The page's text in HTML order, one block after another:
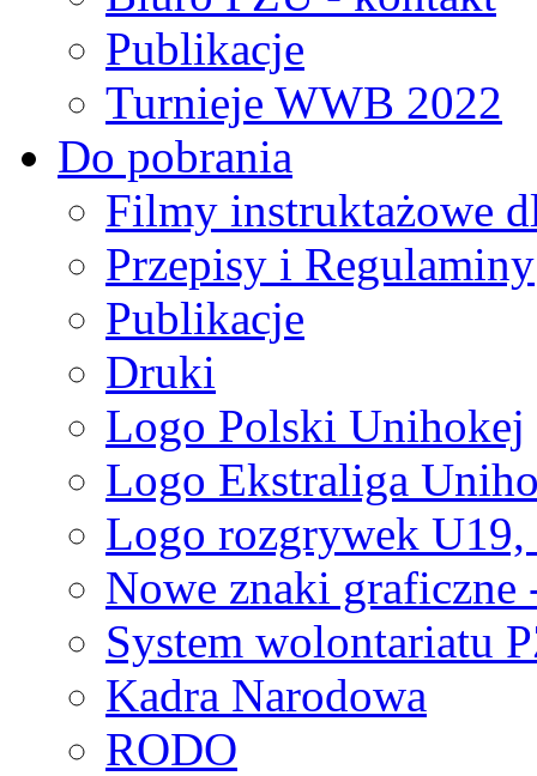
Publikacje
Turnieje WWB 2022
Do pobrania
Filmy instruktażowe
Przepisy i Regulaminy
Publikacje
Druki
Logo Polski Unihokej
Logo Ekstraliga
Logo rozgrywek
Nowe znaki graficzne
System wolontariatu
Kadra Narodowa
RODO